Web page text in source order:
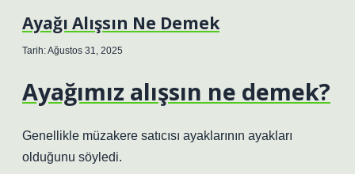
Ayağı Alışsın Ne Demek
Tarih: Ağustos 31, 2025
Ayağımız alışsın ne demek?
Genellikle müzakere satıcısı ayaklarının ayakları
olduğunu söyledi.